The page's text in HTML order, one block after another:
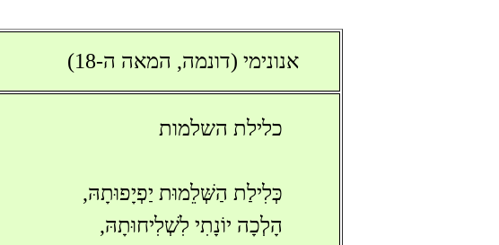
אנונימי (דונמה, המאה ה-18)
כלילת השלמות
כְּלִילַת הַשְּׁלֵמוּת יַפְיָפוּתָהּ,
הָלְכָה יוֹנָתִי לִשְׁלִיחוּתָהּ,